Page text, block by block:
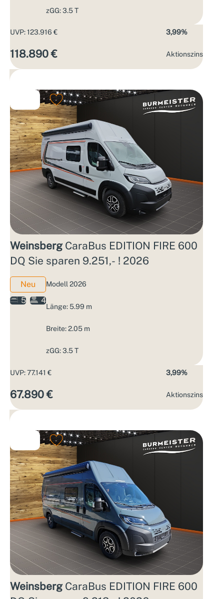
zGG: 3.5 T
UVP: 123.916 €
118.890 €
3,99%
Aktions­zins
Weinsberg CaraBus EDITION FIRE 600
DQ Sie sparen 9.251,- ! 2026
Neu
5
4
Modell 2026
Länge: 5.99 m
Breite: 2.05 m
zGG: 3.5 T
UVP: 77.141 €
67.890 €
3,99%
Aktions­zins
Weinsberg CaraBus EDITION FIRE 600